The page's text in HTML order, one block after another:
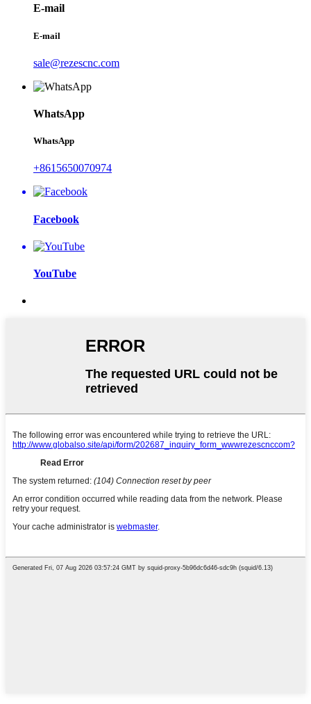
E-mail
E-mail
sale@rezescnc.com
WhatsApp
WhatsApp
+8615650070974
Facebook
YouTube